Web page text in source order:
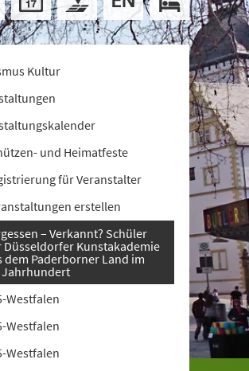
Kultur
und Heimatfeste
für Veranstalter
erstellen
– Verkannt? Schüler
Düsseldorfer Kunstakademie
dem Paderborner Land im
Jahrhundert
Westfalen
Westfalen
Westfalen